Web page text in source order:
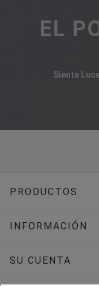
EL
Siente
PRODUCTOS
INFORMACIÓN
SU CUENTA